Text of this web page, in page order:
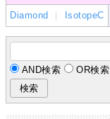
Diamond IsotopeC
AND検索 OR検索